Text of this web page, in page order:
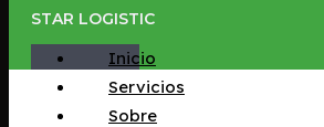
STAR LOGISTIC
Inicio
Servicios
Sobre